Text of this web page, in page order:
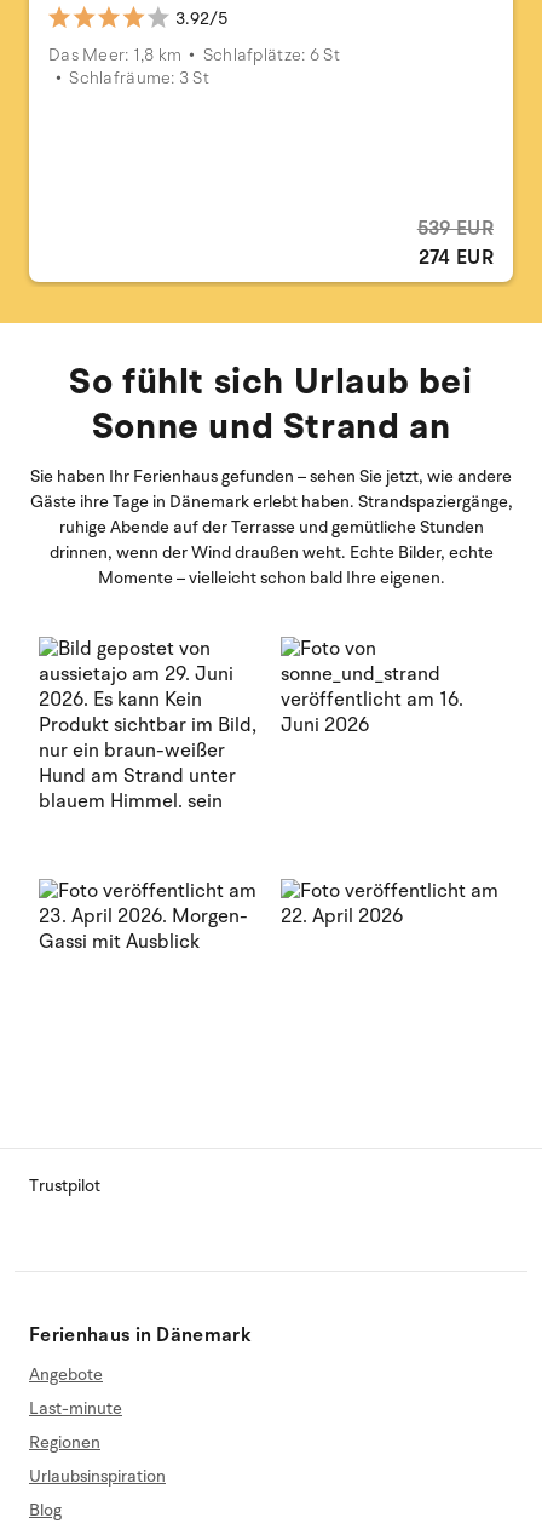
3.92/5
Das Meer: 1,8 km
Schlafplätze: 6 St
Schlafräume: 3 St
539 EUR
274 EUR
So fühlt sich Urlaub bei
Sonne und Strand an
Sie haben Ihr Ferienhaus gefunden – sehen Sie jetzt, wie andere
Gäste ihre Tage in Dänemark erlebt haben. Strandspaziergänge,
ruhige Abende auf der Terrasse und gemütliche Stunden
drinnen, wenn der Wind draußen weht. Echte Bilder, echte
Momente – vielleicht schon bald Ihre eigenen.
Trustpilot
Ferienhaus in Dänemark
Angebote
Last-minute
Regionen
Urlaubsinspiration
Blog